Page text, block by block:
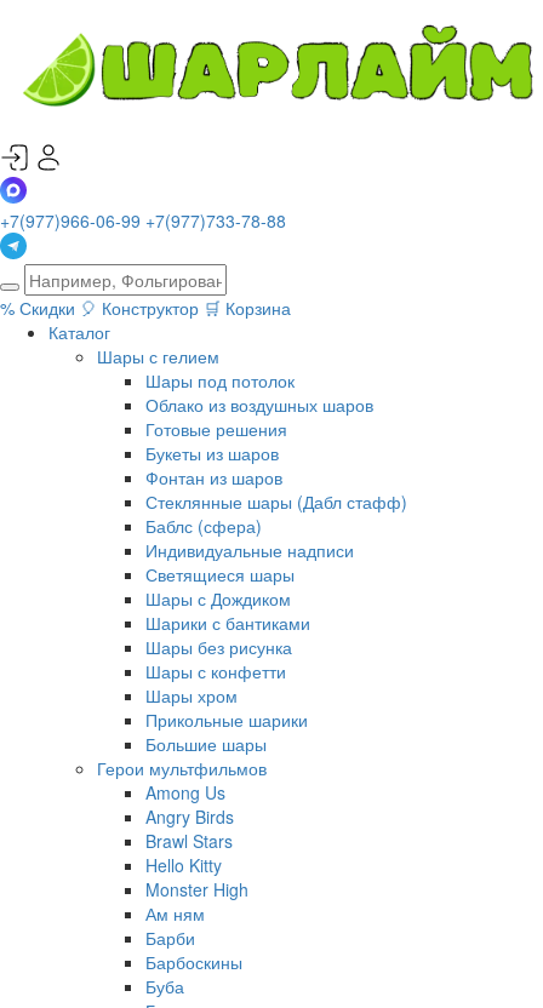
+7(977)966-06-99 +7(977)733-78-88
% Скидки 🎈 Конструктор 🛒 Корзина
Каталог
Шары с гелием
Шары под потолок
Облако из воздушных шаров
Готовые решения
Букеты из шаров
Фонтан из шаров
Стеклянные шары (Дабл стафф)
Баблс (сфера)
Индивидуальные надписи
Светящиеся шары
Шары с Дождиком
Шарики с бантиками
Шары без рисунка
Шары с конфетти
Шары хром
Прикольные шарики
Большие шары
Герои мультфильмов
Among Us
Angry Birds
Brawl Stars
Hello Kitty
Monster High
Ам ням
Барби
Барбоскины
Буба